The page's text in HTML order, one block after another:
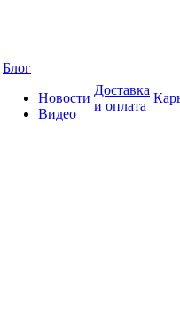
Блог
Новости
Видео
Доставка
и оплата